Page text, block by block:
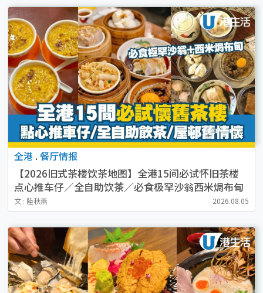
全港 . 餐厅情报
【2026旧式茶楼饮茶地图】全港15间必试怀旧茶楼
点心推车仔／全自助饮茶／必食极罕沙翁西米焗布甸
（附地址交通）
文 : 陸秋燕 2026.08.05